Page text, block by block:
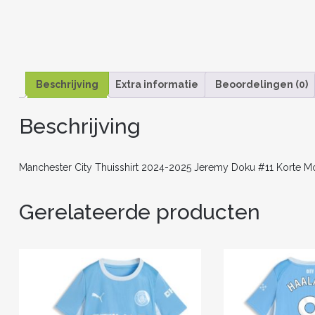
Beschrijving Extra informatie Beoordelingen (0)
Beschrijving
Manchester City Thuisshirt 2024-2025 Jeremy Doku #11 Korte
Gerelateerde producten